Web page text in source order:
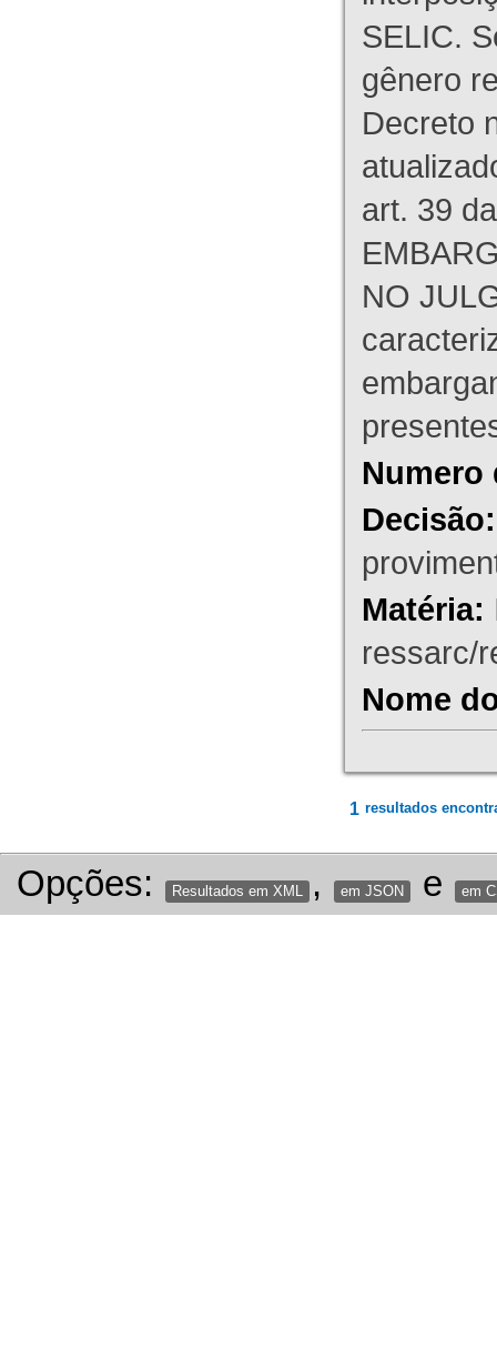
SELIC.
gênero
Decreto
art. 39
NO
Numero
Decisão:
Matéria:
ressarc/
Nome
1 resultados
Opções: Resultados em XML , em JSON e em